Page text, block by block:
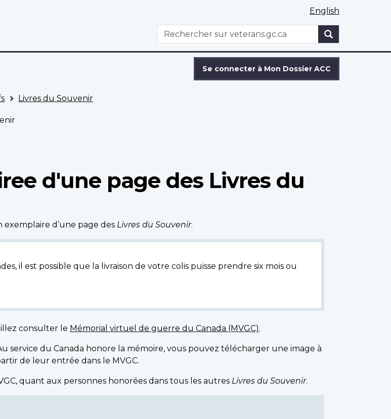
English
WxT
Search
Rechercher
Se connecter à Mon Dossier ACC
Livres du Souvenir
d'une page des Livres du
d’une page des Livres du Souvenir.
il est possible que la livraison de votre colis puisse prendre six mois ou
consulter le Mémorial virtuel de guerre du Canada (MVGC).
service du Canada honore la mémoire, vous pouvez télécharger une image à
de leur entrée dans le MVGC.
quant aux personnes honorées dans tous les autres Livres du Souvenir.